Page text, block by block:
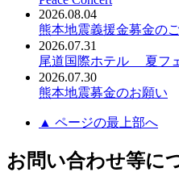
2026.08.04
熊本地震義援金募金の
2026.07.31
尾道国際ホテル 夏フ
2026.07.30
熊本地震募金のお願い
▲ ページの最上部へ
お問い合わせ等に